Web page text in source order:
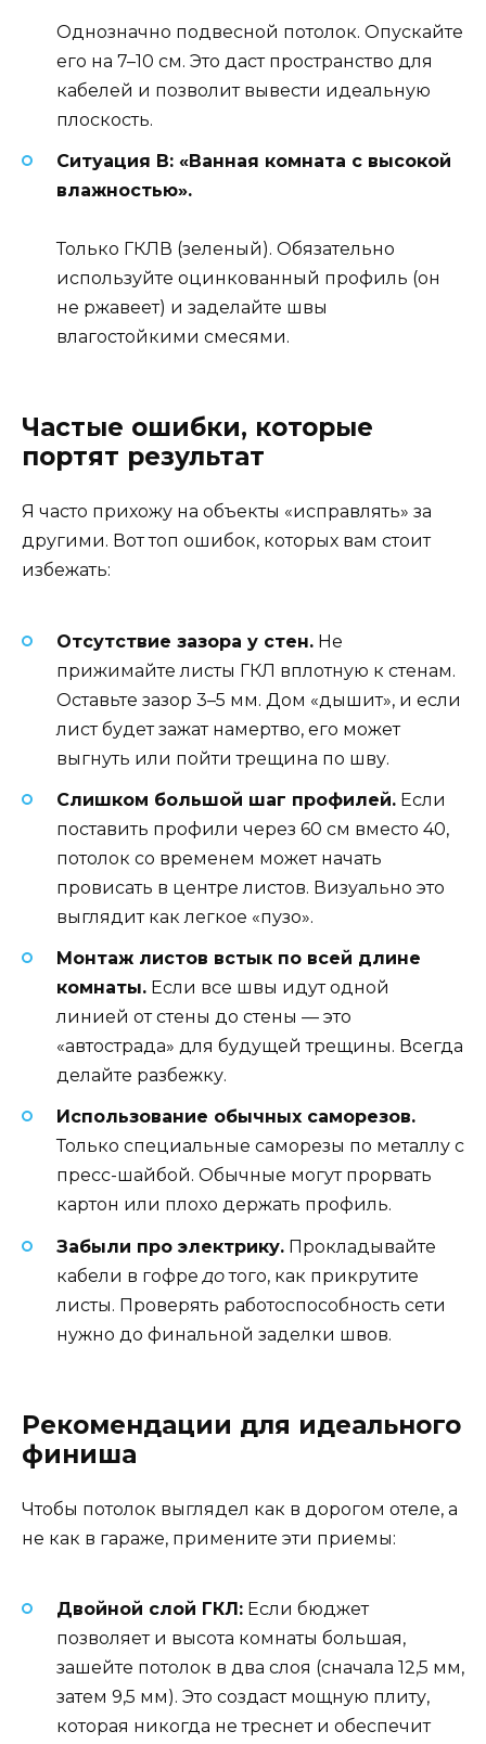
Однозначно подвесной потолок. Опускайте
его на 7–10 см. Это даст пространство для
кабелей и позволит вывести идеальную
плоскость.
Ситуация В: «Ванная комната с высокой
влажностью».
Только ГКЛВ (зеленый). Обязательно
используйте оцинкованный профиль (он
не ржавеет) и заделайте швы
влагостойкими смесями.
Частые ошибки, которые
портят результат
Я часто прихожу на объекты «исправлять» за
другими. Вот топ ошибок, которых вам стоит
избежать:
Отсутствие зазора у стен. Не
прижимайте листы ГКЛ вплотную к стенам.
Оставьте зазор 3–5 мм. Дом «дышит», и если
лист будет зажат намертво, его может
выгнуть или пойти трещина по шву.
Слишком большой шаг профилей. Если
поставить профили через 60 см вместо 40,
потолок со временем может начать
провисать в центре листов. Визуально это
выглядит как легкое «пузо».
Монтаж листов встык по всей длине
комнаты. Если все швы идут одной
линией от стены до стены — это
«автострада» для будущей трещины. Всегда
делайте разбежку.
Использование обычных саморезов.
Только специальные саморезы по металлу с
пресс-шайбой. Обычные могут прорвать
картон или плохо держать профиль.
Забыли про электрику. Прокладывайте
кабели в гофре дотого, как прикрутите
листы. Проверять работоспособность сети
нужно до финальной заделки швов.
Рекомендации для идеального
финиша
Чтобы потолок выглядел как в дорогом отеле, а
не как в гараже, примените эти приемы:
Двойной слой ГКЛ: Если бюджет
позволяет и высота комнаты большая,
зашейте потолок в два слоя (сначала 12,5 мм,
затем 9,5 мм). Это создаст мощную плиту,
которая никогда не треснет и обеспечит